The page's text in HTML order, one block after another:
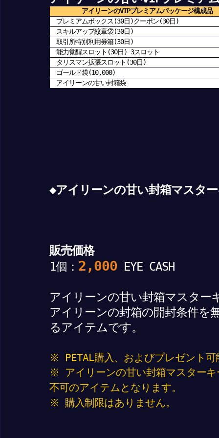
アイリーンのVIPプレミアムパッケージ構成品
プレミアムボックス(30日)クーポン(30日)
スキルアップ紋章袋(30日)
取引所特別利用券箱(30日)
能力覚醒スロット(30日) 3スロット
タリスマン拡張スロット(30日)
ゴールド袋(10,000)
アイリーンの甘い封箱袋
◆アイリーンの甘い封箱マスタ
販売価格
1個： 2,000 EYE CASH
アイリーンの甘い封箱マスター
アイリーンの封箱の開封条件を
るアイテムです。
※ PETAL購入、およびプレゼント
※ アイリーンの甘い封箱マスターキ
不可のアイテムとなります。
※ 購入制限はありません。